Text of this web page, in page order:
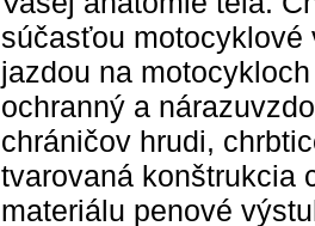
súčasťou motocyklové
jazdou na
ochranný a
chráničov hrudi,
tvarovaná konštrukcia
materiálu penové